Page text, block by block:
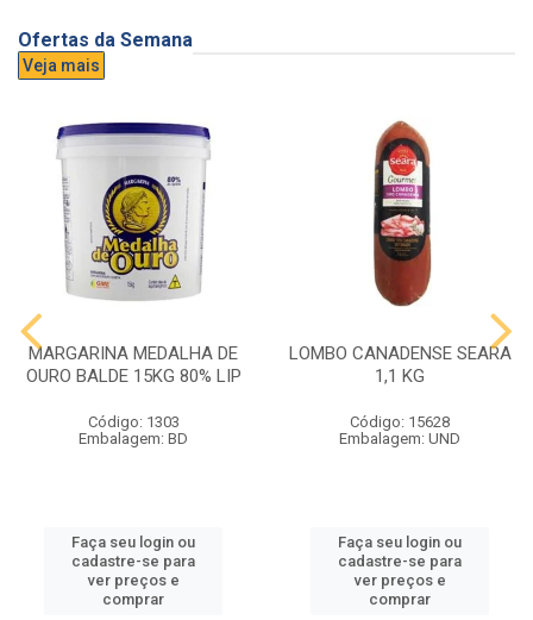
Ofertas da Semana
Veja mais
MARGARINA MEDALHA DE
OURO BALDE 15KG 80% LIP
Código: 1303
Embalagem: BD
Faça seu login ou
cadastre-se para
ver preços e
comprar
LOMBO CANADENSE SEARA
1,1 KG
Código: 15628
Embalagem: UND
Faça seu login ou
cadastre-se para
ver preços e
comprar